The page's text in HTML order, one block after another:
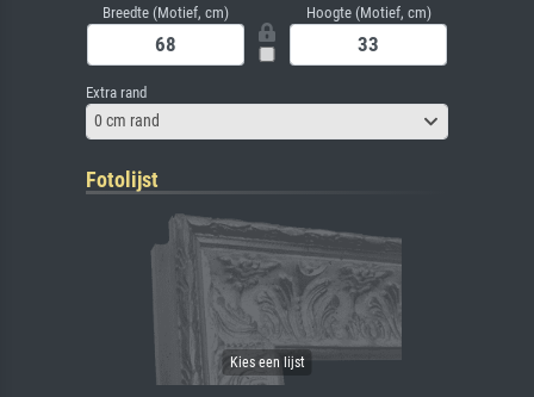
Breedte (Motief, cm) Hoogte (Motief, cm)
Extra rand
0 cm rand
Fotolijst